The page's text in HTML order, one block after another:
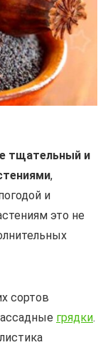
тщательный и
,
и
это не
сортов
грядки.